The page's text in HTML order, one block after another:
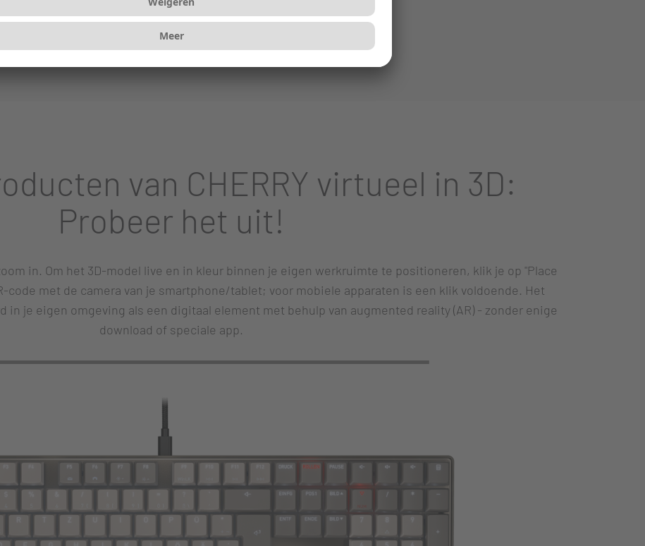
van CHERRY virtueel in 3D:
Probeer het uit!
in. Om het 3D-model live en in kleur binnen je eigen werkruimte te positioneren, klik je op "Place
code met de camera van je smartphone/tablet; voor mobiele apparaten is een klik voldoende. Het
je eigen omgeving als een digitaal element met behulp van augmented reality (AR) - zonder enige
download of speciale app.